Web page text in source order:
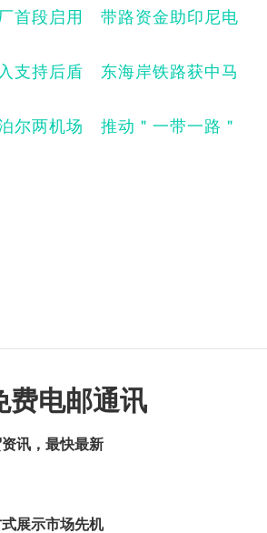
首段启用 带路资金助印尼电
支持后盾 东海岸铁路获中马
尔两机场 推动＂一带一路＂
费电邮通讯
讯，最快最新
展示市场先机